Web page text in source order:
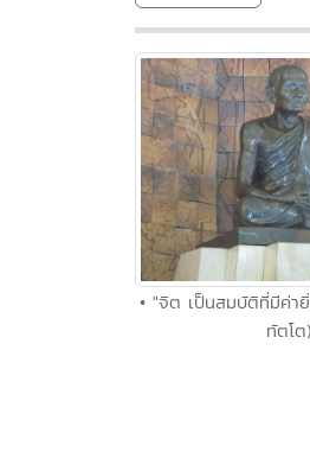
• "จิต เป็นสมบัติที่มีค่า
ทัตโต)